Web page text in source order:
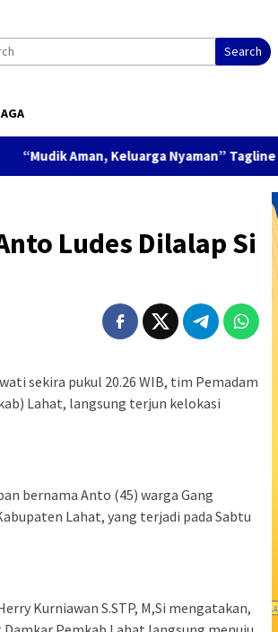
Search
Keluarga Nyaman” Tagline Polri Di
Ludes Dilalap Si
sekira pukul 20.26 WIB, tim Pemadam
Lahat, langsung terjun kelokasi
bernama Anto (45) warga Gang
Lahat, yang terjadi pada Sabtu
Kurniawan S.STP, M,Si mengatakan,